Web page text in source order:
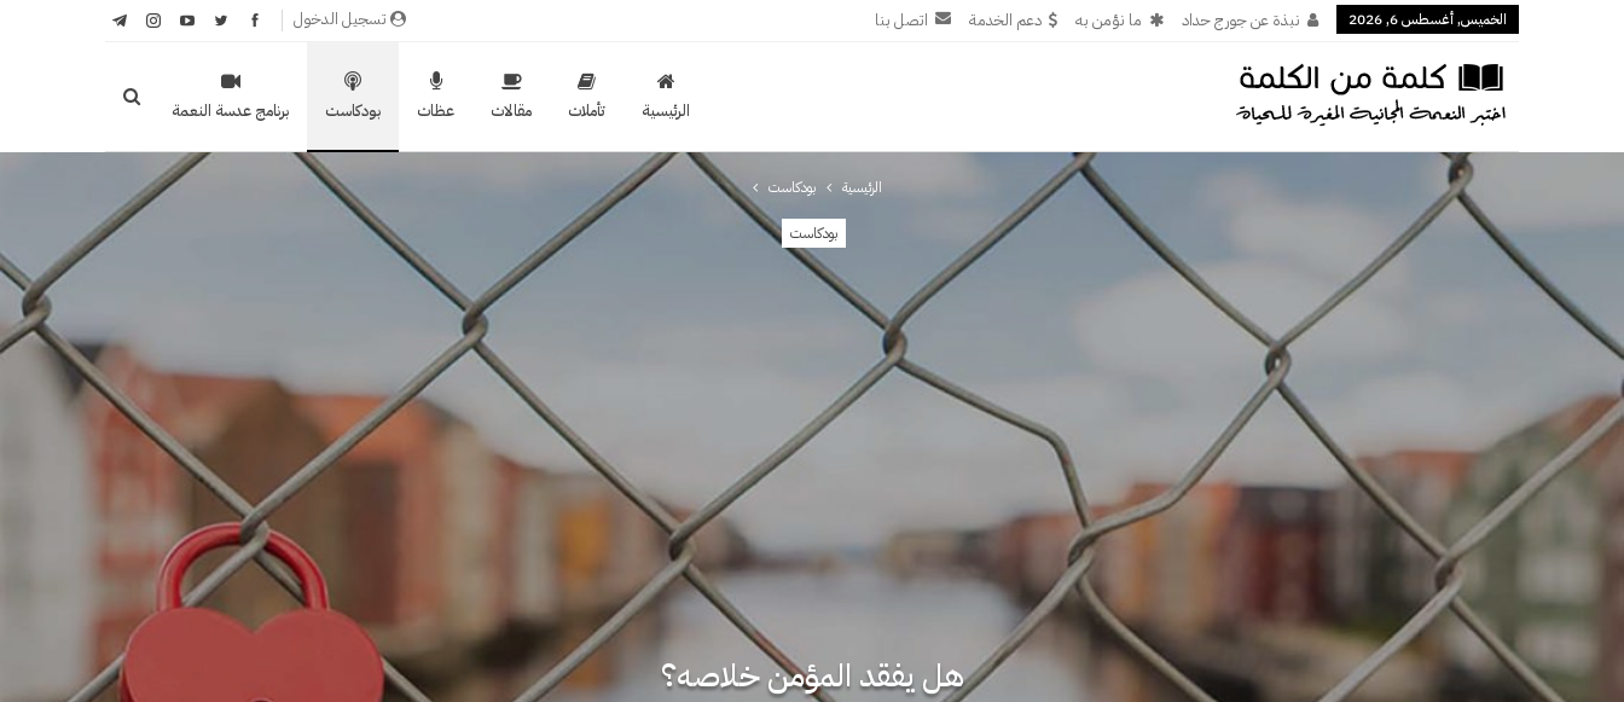
تسجيل الدخول الخميس, أغسطس 6, 2026 نبذة عن جورج حداد ما نؤمن به دعم الخدمة اتصل بنا
الرئيسية تأملات مقالات عظات بودكاست برنامج عدسة النعمة
الرئيسية بودكاست
بودكاست
هل يفقد المؤمن خلاصه؟